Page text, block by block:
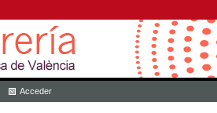
Acceder